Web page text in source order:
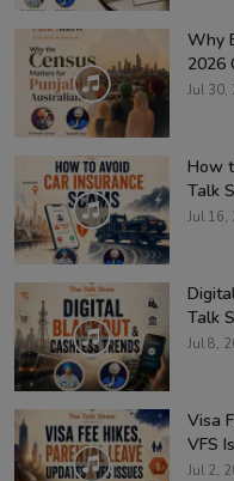
Why
2026
Jul 30,
How
Talk
Jul 16,
Talk
Jul 8,
Visa
VFS
Jul 2,